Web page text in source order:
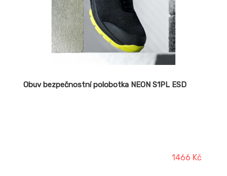
Obuv bezpečnostní polobotka NEON S1PL ESD
1466 Kč